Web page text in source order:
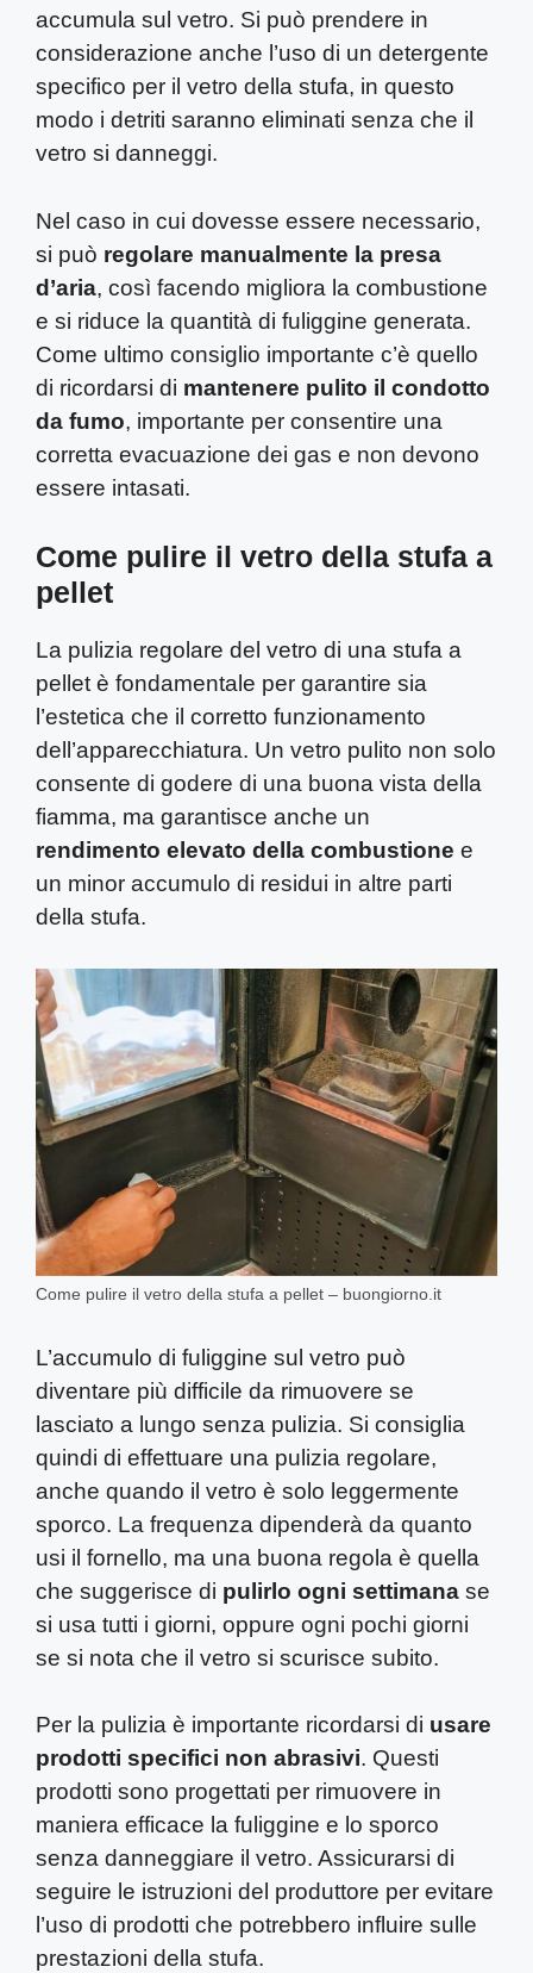
accumula sul vetro. Si può prendere in
considerazione anche l’uso di un detergente
specifico per il vetro della stufa, in questo
modo i detriti saranno eliminati senza che il
vetro si danneggi.
Nel caso in cui dovesse essere necessario,
si può regolare manualmente la presa
d’aria, così facendo migliora la combustione
e si riduce la quantità di fuliggine generata.
Come ultimo consiglio importante c’è quello
di ricordarsi di mantenere pulito il condotto
da fumo, importante per consentire una
corretta evacuazione dei gas e non devono
essere intasati.
Come pulire il vetro della stufa a
pellet
La pulizia regolare del vetro di una stufa a
pellet è fondamentale per garantire sia
l’estetica che il corretto funzionamento
dell’apparecchiatura. Un vetro pulito non solo
consente di godere di una buona vista della
fiamma, ma garantisce anche un
rendimento elevato della combustione e
un minor accumulo di residui in altre parti
della stufa.
Come pulire il vetro della stufa a pellet – buongiorno.it
L’accumulo di fuliggine sul vetro può
diventare più difficile da rimuovere se
lasciato a lungo senza pulizia. Si consiglia
quindi di effettuare una pulizia regolare,
anche quando il vetro è solo leggermente
sporco. La frequenza dipenderà da quanto
usi il fornello, ma una buona regola è quella
che suggerisce di pulirlo ogni settimana se
si usa tutti i giorni, oppure ogni pochi giorni
se si nota che il vetro si scurisce subito.
Per la pulizia è importante ricordarsi di usare
prodotti specifici non abrasivi. Questi
prodotti sono progettati per rimuovere in
maniera efficace la fuliggine e lo sporco
senza danneggiare il vetro. Assicurarsi di
seguire le istruzioni del produttore per evitare
l’uso di prodotti che potrebbero influire sulle
prestazioni della stufa.